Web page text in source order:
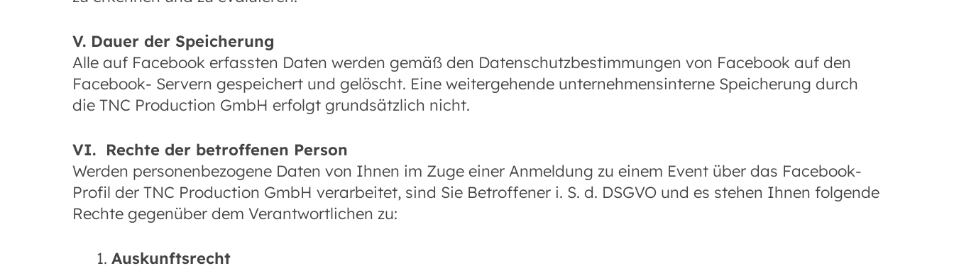
V. Dauer der Speicherung
Alle auf Facebook erfassten Daten werden gemäß den Datenschutzbestimmungen von Facebook auf den
Facebook- Servern gespeichert und gelöscht. Eine weitergehende unternehmensinterne Speicherung durch
die TNC Production GmbH erfolgt grundsätzlich nicht.
VI. Rechte der betroffenen Person
Werden personenbezogene Daten von Ihnen im Zuge einer Anmeldung zu einem Event über das Facebook-
Profil der TNC Production GmbH verarbeitet, sind Sie Betroffener i. S. d. DSGVO und es stehen Ihnen folgende
Rechte gegenüber dem Verantwortlichen zu:
Auskunftsrecht